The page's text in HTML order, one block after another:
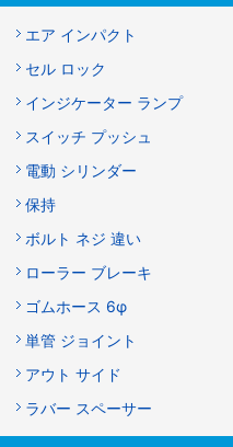
エア インパクト
セル ロック
インジケーター ランプ
スイッチ プッシュ
電動 シリンダー
保持
ボルト ネジ 違い
ローラー ブレーキ
ゴムホース 6φ
単管 ジョイント
アウト サイド
ラバー スペーサー